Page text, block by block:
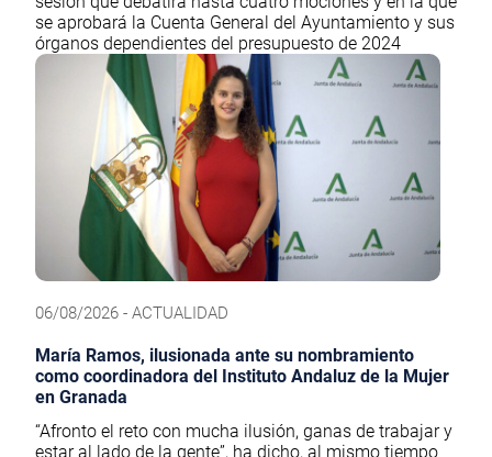
se aprobará la Cuenta General del Ayuntamiento y sus
órganos dependientes del presupuesto de 2024
06/08/2026 - ACTUALIDAD
María Ramos, ilusionada ante su nombramiento
como coordinadora del Instituto Andaluz de la Mujer
en Granada
“Afronto el reto con mucha ilusión, ganas de trabajar y
estar al lado de la gente”, ha dicho, al mismo tiempo